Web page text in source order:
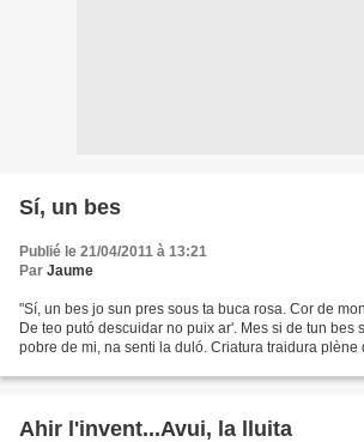
Sí, un bes
Publié le 21/04/2011 à 13:21
Par Jaume
"Sí, un bes jo sun pres sous ta buca rosa. Cor de
De teo putó descuidar no puix ar'. Mes si de tun bes
pobre de mi, na senti la duló. Criatura traidura plène
Ahir l'invent...Avui, la lluita